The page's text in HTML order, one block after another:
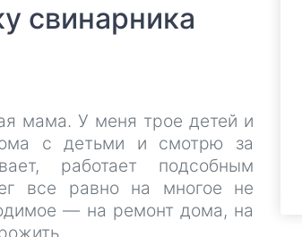
свинарника
мама. У меня трое детей и
с детьми и смотрю за
работает подсобным
все равно на многое не
— на ремонт дома, на